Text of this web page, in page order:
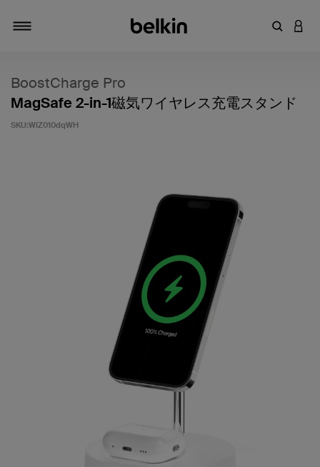
キーワアカ
BoostCharge Pro
MagSafe 2-in-1磁気ワイヤレス充電スタンド
SKU:WIZ010dqWH